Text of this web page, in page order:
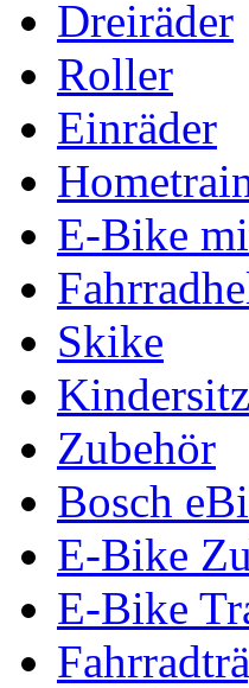
Dreiräder
Roller
Einräder
E-Bike
Skike
Zubehör
Bosch
E-Bike
E-Bike